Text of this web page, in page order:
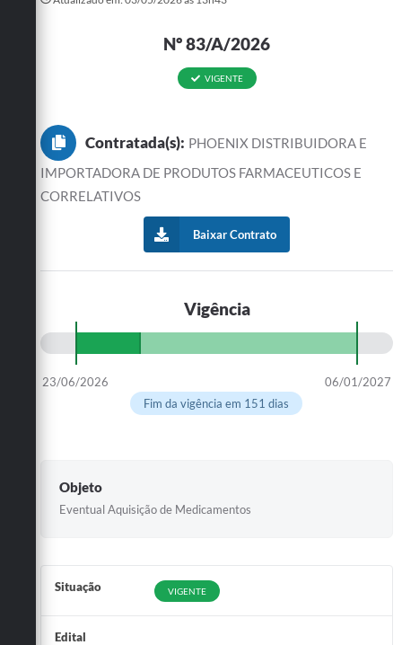
Nº 83/A/2026
VIGENTE
Contratada(s): PHOENIX DISTRIBUIDORA E
IMPORTADORA DE PRODUTOS FARMACEUTICOS E
CORRELATIVOS
Baixar Contrato
Vigência
23/06/2026
06/01/2027
Fim da vigência em 151 dias
Objeto
Eventual Aquisição de Medicamentos
Situação VIGENTE
Edital